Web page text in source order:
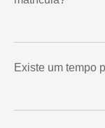
Existe um tempo